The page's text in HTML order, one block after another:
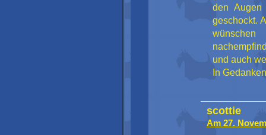
den
geschockt.
und auch
In
scottie
Am 27.